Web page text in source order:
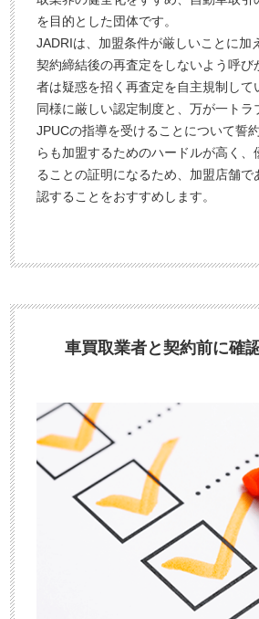
を目的とした団体です。
JADRIは、加盟条件が厳しいことに加
契約締結後の再査定をしないよう呼び
者は疑惑を招く再査定を自主規制して
同様に厳しい認定制度と、万が一トラ
JPUCの指導を受けることについて誓
らも加盟するためのハードルが高く、
ることの証明になるため、加盟店舗で
認することをおすすめします。
車買取業者と契約前に確